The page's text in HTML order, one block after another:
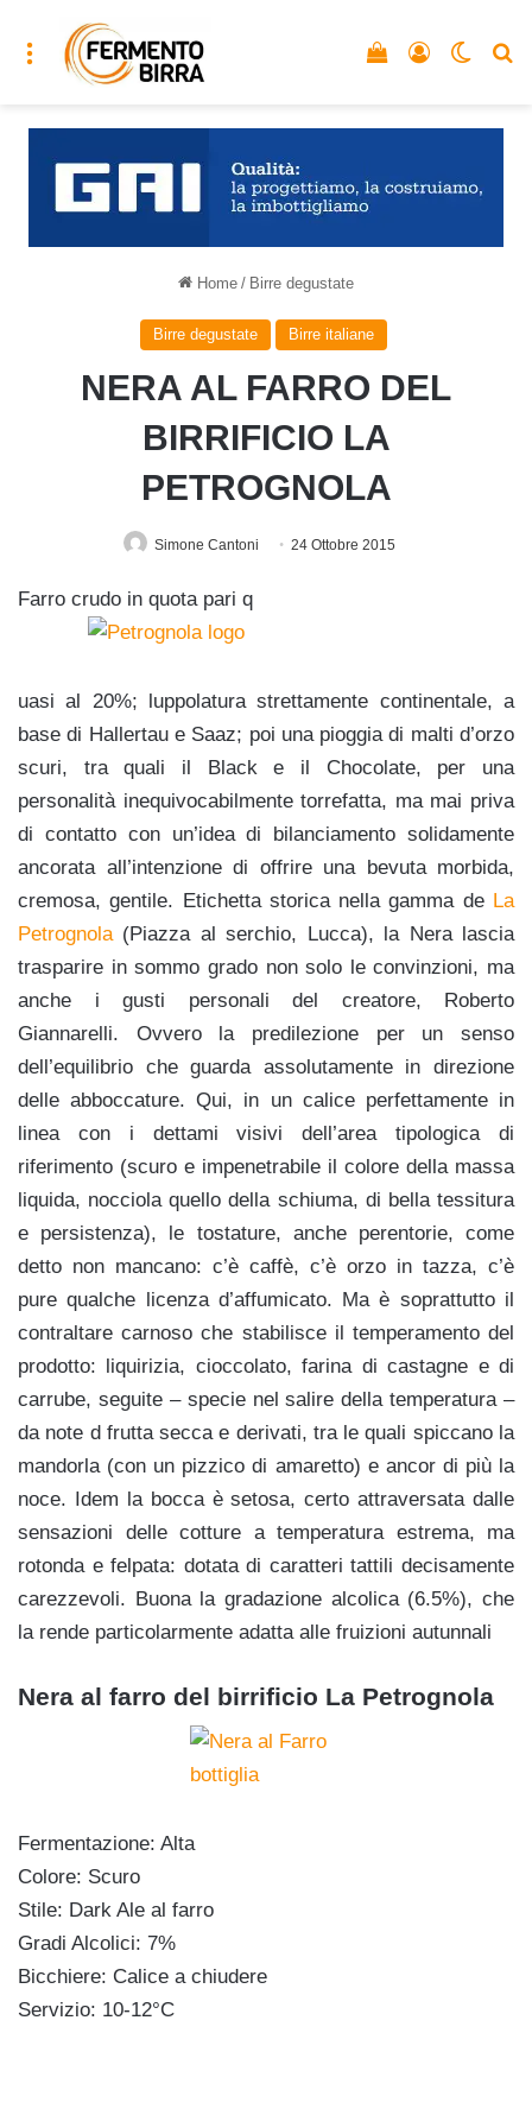
Menu Accedi
Vedi il carrello
Home / Birre degustate
Birre degustate Birre italiane
NERA AL FARRO DEL
BIRRIFICIO LA
PETROGNOLA
Simone Cantoni 24 Ottobre 2015
Farro crudo in quota pari q
uasi al 20%; luppolatura strettamente continentale, a
base di Hallertau e Saaz; poi una pioggia di malti d’orzo
scuri, tra quali il Black e il Chocolate, per una
personalità inequivocabilmente torrefatta, ma mai priva
di contatto con un’idea di bilanciamento solidamente
ancorata all’intenzione di offrire una bevuta morbida,
cremosa, gentile. Etichetta storica nella gamma de La
Petrognola (Piazza al serchio, Lucca), la Nera lascia
trasparire in sommo grado non solo le convinzioni, ma
anche i gusti personali del creatore, Roberto
Giannarelli. Ovvero la predilezione per un senso
dell’equilibrio che guarda assolutamente in direzione
delle abboccature. Qui, in un calice perfettamente in
linea con i dettami visivi dell’area tipologica di
riferimento (scuro e impenetrabile il colore della massa
liquida, nocciola quello della schiuma, di bella tessitura
e persistenza), le tostature, anche perentorie, come
detto non mancano: c’è caffè, c’è orzo in tazza, c’è
pure qualche licenza d’affumicato. Ma è soprattutto il
contraltare carnoso che stabilisce il temperamento del
prodotto: liquirizia, cioccolato, farina di castagne e di
carrube, seguite – specie nel salire della temperatura –
da note d frutta secca e derivati, tra le quali spiccano la
mandorla (con un pizzico di amaretto) e ancor di più la
noce. Idem la bocca è setosa, certo attraversata dalle
sensazioni delle cotture a temperatura estrema, ma
rotonda e felpata: dotata di caratteri tattili decisamente
carezzevoli. Buona la gradazione alcolica (6.5%), che
la rende particolarmente adatta alle fruizioni autunnali
Nera al farro del birrificio La Petrognola
Fermentazione: Alta
Colore: Scuro
Stile: Dark Ale al farro
Gradi Alcolici: 7%
Bicchiere: Calice a chiudere
Servizio: 10-12°C